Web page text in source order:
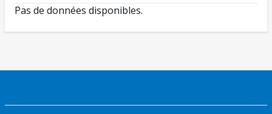
Pas de données disponibles.